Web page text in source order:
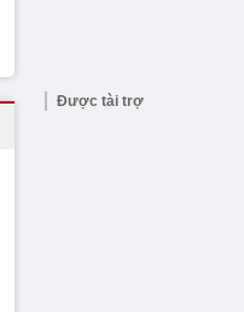
Được tài trợ